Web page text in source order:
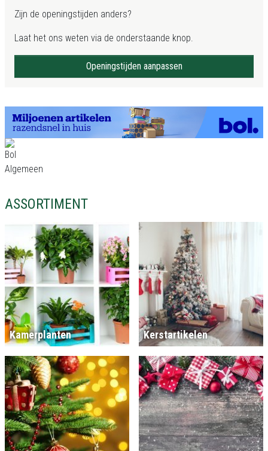
Zijn de openingstijden anders?
Laat het ons weten via de onderstaande knop.
Openingstijden aanpassen
ASSORTIMENT
Kamerplanten Kerstartikelen